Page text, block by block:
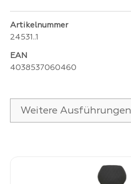
Artikelnummer
24531..1
EAN
4038537060460
Weitere Ausführungen